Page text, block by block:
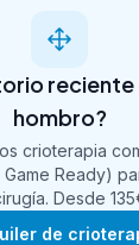
reciente
hombro?
crioterapia
Ready)
Desde
de